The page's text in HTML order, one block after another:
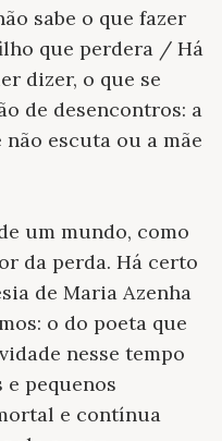
sabe o que fazer
que perdera / Há
dizer, o que se
de desencontros: a
escuta ou a mãe
um mundo, como
da perda. Há certo
de Maria Azenha
o do poeta que
nesse tempo
e pequenos
e contínua